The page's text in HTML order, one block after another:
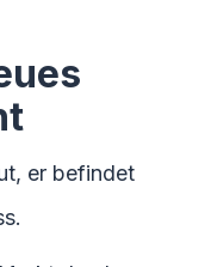
er befindet